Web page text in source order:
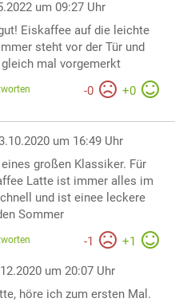
um 09:27 Uhr
Eiskaffee auf die leichte
steht vor der Tür und
mal vorgemerkt
-0 +0
um 16:49 Uhr
großen Klassiker. Für
Latte ist immer alles im
und ist einee leckere
Sommer
-1 +1
um 20:07 Uhr
höre ich zum ersten Mal.